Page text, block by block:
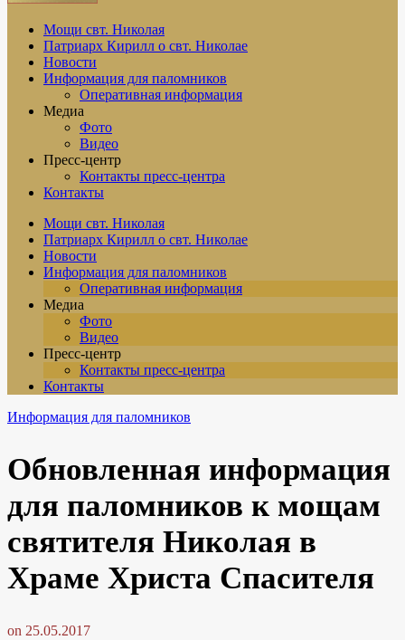
Мощи свт. Николая
Патриарх Кирилл о свт. Николае
Новости
Информация для паломников
Оперативная информация
Медиа
Фото
Видео
Пресс-центр
Контакты пресс-центра
Контакты
Мощи свт. Николая
Патриарх Кирилл о свт. Николае
Новости
Информация для паломников
Оперативная информация
Медиа
Фото
Видео
Пресс-центр
Контакты пресс-центра
Контакты
Информация для паломников
Обновленная информация
для паломников к мощам
святителя Николая в
Храме Христа Спасителя
on 25.05.2017